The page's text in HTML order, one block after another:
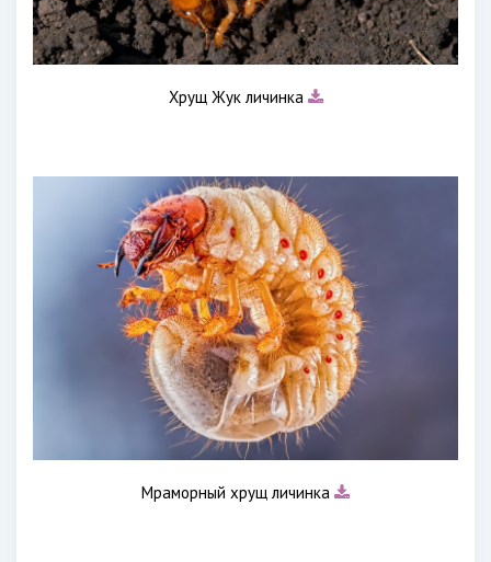
Хрущ Жук личинка
Мраморный хрущ личинка